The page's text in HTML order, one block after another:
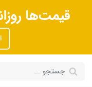
قیمت‌ها